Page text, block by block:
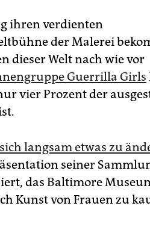
ihren verdienten
der Malerei
dieser Welt nach wie vor
Guerrilla Girls
vier Prozent der
langsam etwas zu
seiner
das Baltimore
Kunst von Frauen zu